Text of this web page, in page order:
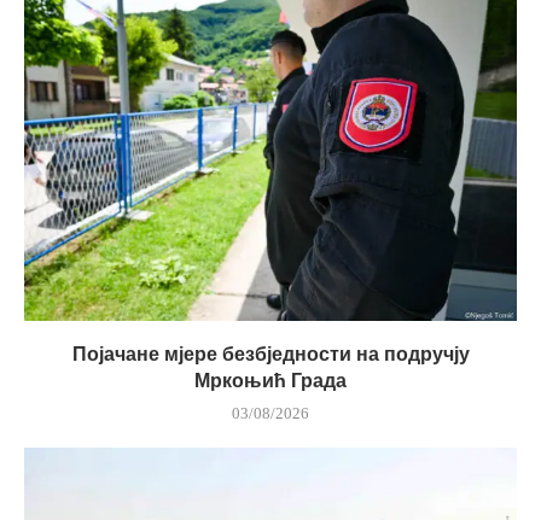
Појачане мјере безбједности на подручју
Мркоњић Града
03/08/2026